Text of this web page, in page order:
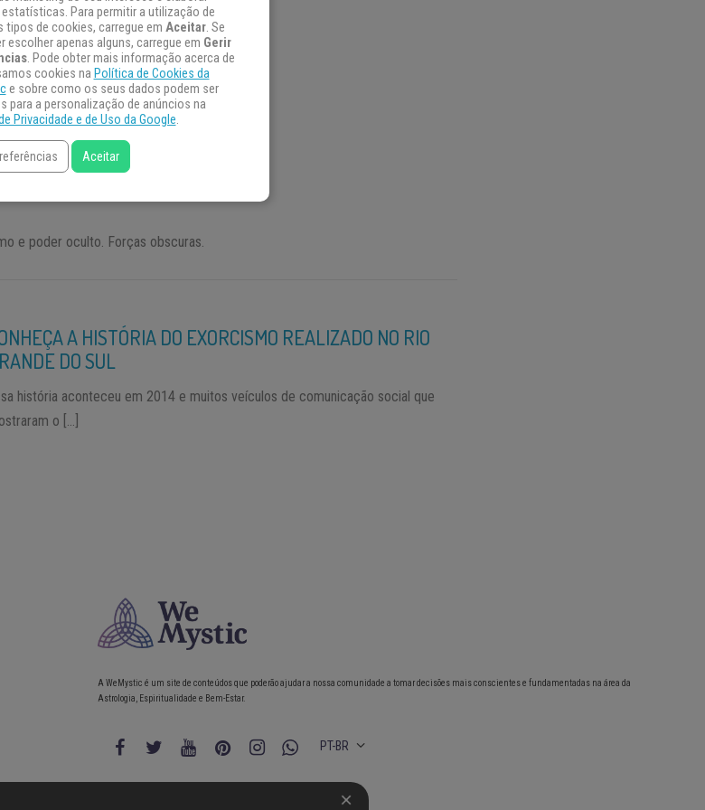
e poder oculto. Forças obscuras.
A HISTÓRIA DO EXORCISMO REALIZADO NO RIO
DO SUL
história aconteceu em 2014 e muitos veículos de comunicação social que
o […]
A WeMystic é um site de conteúdos que poderão ajudar a nossa comunidade a tomar decisões mais conscientes e fundamentadas na área da
Astrologia, Espiritualidade e Bem-Estar.
PT-BR
Para permitir a utilização de
tipos de cookies, carregue em Aceitar. Se
escolher apenas alguns, carregue em Gerir
. Pode obter mais informação acerca de
cookies na Política de Cookies da
e sobre como os seus dados podem ser
para a personalização de anúncios na
Privacidade e de Uso da Google.
Aceitar